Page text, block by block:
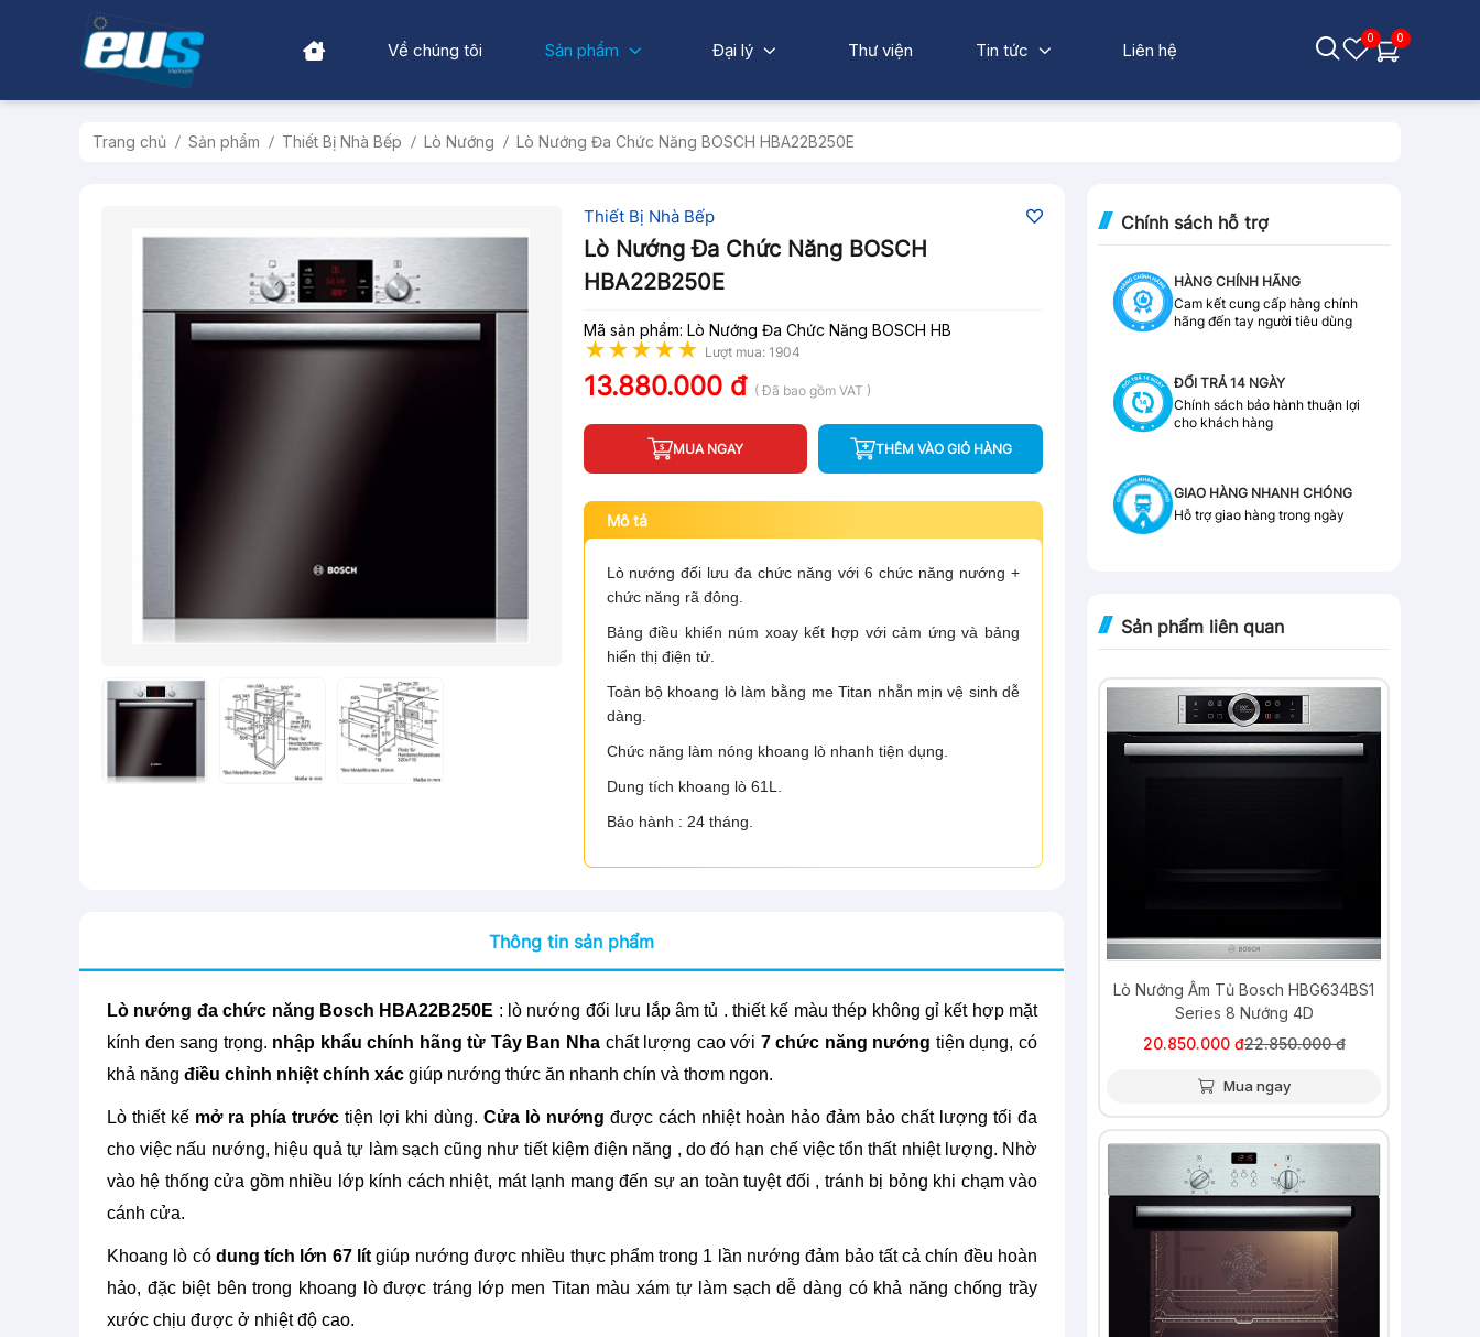
Về chúng tôi Sản phẩm Đại lý Thư viện Tin tức Liên hệ
0 0
Trang chủ Sản phẩm Thiết Bị Nhà Bếp Lò Nướng Lò Nướng Đa Chức Năng BOSCH HBA22B250E
Thiết Bị Nhà Bếp
Lò Nướng Đa Chức Năng BOSCH
HBA22B250E
Mã sản phẩm: Lò Nướng Đa Chức Năng BOSCH HB
Lượt mua: 1904
13.880.000 đ ( Đã bao gồm VAT )
MUA NGAY THÊM VÀO GIỎ HÀNG
Mô tả
Lò nướng đối lưu đa chức năng với 6 chức năng nướng +
chức năng rã đông.
Bảng điều khiển núm xoay kết hợp với cảm ứng và bảng
hiển thị điện tử.
Toàn bộ khoang lò làm bằng me Titan nhẵn mịn vệ sinh dễ
dàng.
Chức năng làm nóng khoang lò nhanh tiện dụng.
Dung tích khoang lò 61L.
Bảo hành : 24 tháng.
Thông tin sản phẩm
Lò nướng đa chức năng Bosch HBA22B250E : lò nướng đối lưu lắp âm tủ . thiết kế màu thép không gỉ kết hợp mặt
kính đen sang trọng. nhập khẩu chính hãng từ Tây Ban Nha chất lượng cao với 7 chức năng nướng tiện dụng, có
khả năng điều chỉnh nhiệt chính xác giúp nướng thức ăn nhanh chín và thơm ngon.
Lò thiết kế mở ra phía trước tiện lợi khi dùng. Cửa lò nướng được cách nhiệt hoàn hảo đảm bảo chất lượng tối đa
cho việc nấu nướng, hiệu quả tự làm sạch cũng như tiết kiệm điện năng , do đó hạn chế việc tổn thất nhiệt lượng. Nhờ
vào hệ thống cửa gồm nhiều lớp kính cách nhiệt, mát lạnh mang đến sự an toàn tuyệt đối , tránh bị bỏng khi chạm vào
cánh cửa.
Khoang lò có dung tích lớn 67 lít giúp nướng được nhiều thực phẩm trong 1 lần nướng đảm bảo tất cả chín đều hoàn
hảo, đặc biệt bên trong khoang lò được tráng lớp men Titan màu xám tự làm sạch dễ dàng có khả năng chống trầy
xước chịu được ở nhiệt độ cao.
Chính sách hỗ trợ
HÀNG CHÍNH HÃNG
Cam kết cung cấp hàng chính
hãng đến tay người tiêu dùng
ĐỔI TRẢ 14 NGÀY
Chính sách bảo hành thuận lợi
cho khách hàng
GIAO HÀNG NHANH CHÓNG
Hỗ trợ giao hàng trong ngày
Sản phẩm liên quan
Lò Nướng Âm Tủ Bosch HBG634BS1
Series 8 Nướng 4D
20.850.000 đ22.850.000 đ
Mua ngay